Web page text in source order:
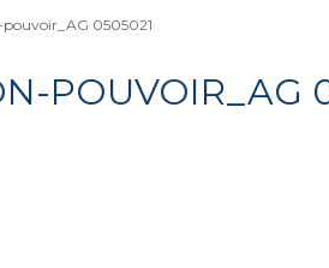
0505021
POUVOIR_AG